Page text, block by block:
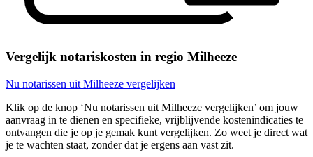
Vergelijk notariskosten in regio Milheeze
Nu notarissen uit Milheeze vergelijken
Klik op de knop ‘Nu notarissen uit Milheeze vergelijken’ om jouw
aanvraag in te dienen en specifieke, vrijblijvende kostenindicaties te
ontvangen die je op je gemak kunt vergelijken. Zo weet je direct wat
je te wachten staat, zonder dat je ergens aan vast zit.